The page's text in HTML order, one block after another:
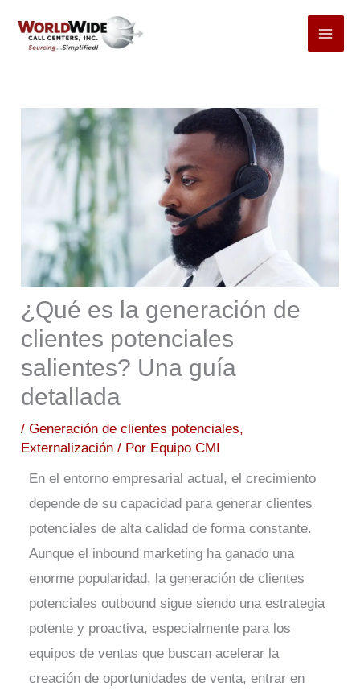
¿Qué es la generación de
clientes potenciales
salientes? Una guía
detallada
/Generación de clientes potenciales,
Externalización / Por Equipo CMI
En el entorno empresarial actual, el crecimiento
depende de su capacidad para generar clientes
potenciales de alta calidad de forma constante.
Aunque el inbound marketing ha ganado una
enorme popularidad, la generación de clientes
potenciales outbound sigue siendo una estrategia
potente y proactiva, especialmente para los
equipos de ventas que buscan acelerar la
creación de oportunidades de venta, entrar en